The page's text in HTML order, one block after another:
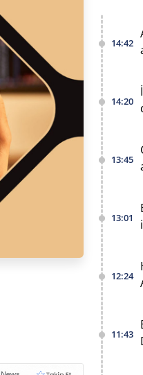
14:42
14:20
13:45
13:01
12:24
11:43